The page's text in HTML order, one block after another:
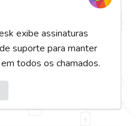
exibe assinaturas
suporte para manter
todos os chamados.